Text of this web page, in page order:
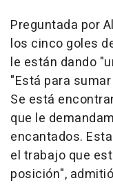
Preguntada por
los cinco goles
le están dando
"Está para
Se está
que le
encantados.
el trabajo que
posición",